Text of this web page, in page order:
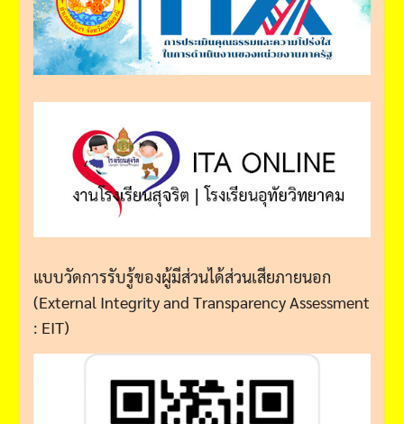
แบบวัดการรับรู้ของผู้มีส่วนได้ส่วนเสียภายนอก
(External Integrity and Transparency Assessment
: EIT)